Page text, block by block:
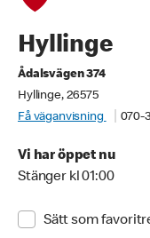
Hyllinge
Ådalsvägen 374
Hyllinge, 26575
Få väganvisning
070-
Vi har öppet nu
Stänger kl 01:00
Sätt som